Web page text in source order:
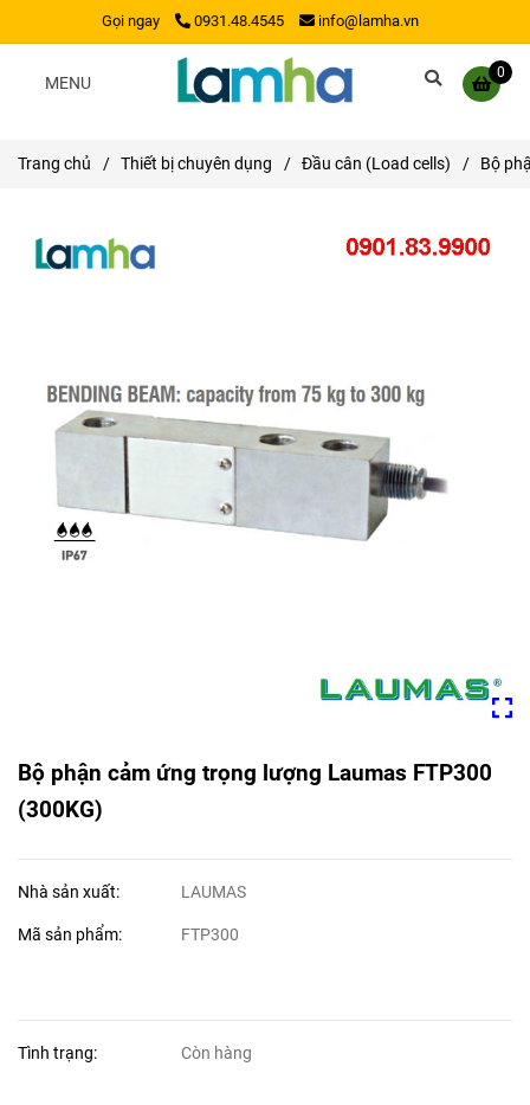
Gọi ngay 0931.48.4545 info@lamha.vn
0
MENU
Trang chủ / Thiết bị chuyên dụng / Đầu cân (Load cells) / Bộ
Bộ phận cảm ứng trọng lượng Laumas FTP300
(300KG)
Nhà sản xuất: LAUMAS
Mã sản phẩm: FTP300
Tình trạng: Còn hàng